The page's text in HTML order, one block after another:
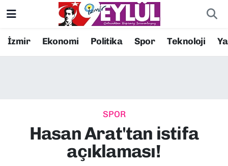
İzmir Ekonomi Politika Spor Teknoloji
SPOR
Hasan Arat'tan istifa
açıklaması!
Resmi İlanlar
EKONOMİ
Konak Nöbetçi Eczaneler
Süper Lig Puan Durumu ve Fikstür
Tüm Manşetler